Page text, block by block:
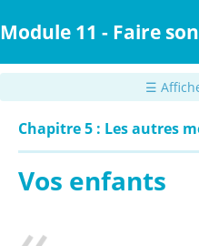
au
principal
Module 11 - Faire
☰
Chapitre 5 : Les autres
Vos enfants